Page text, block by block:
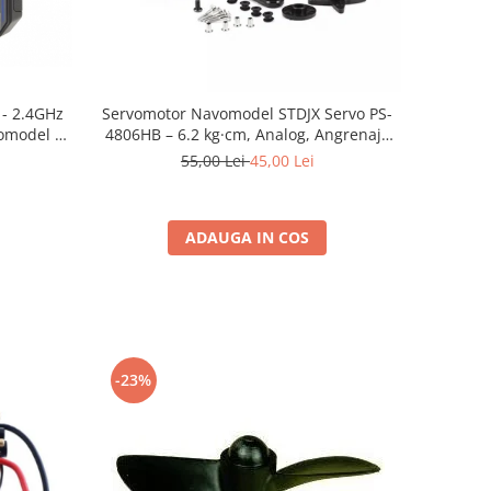
2.4GHz
și
Servomotor Navomodel STDJX Servo PS-
4806HB – 6.2 kg·cm, Analog, Angrenaje
Plastic, Ideal pentru Cârmă
55,00 Lei45,00 Lei
ADAUGA IN COS
-23%